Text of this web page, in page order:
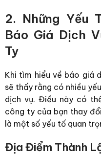
2. Những Yếu
Báo Giá Dịch
Ty
Khi tìm hiểu về báo giá
sẽ thấy rằng có nhiều
dịch vụ. Điều này có
công ty của bạn thay
là một số yếu tố quan
Địa Điểm Thành